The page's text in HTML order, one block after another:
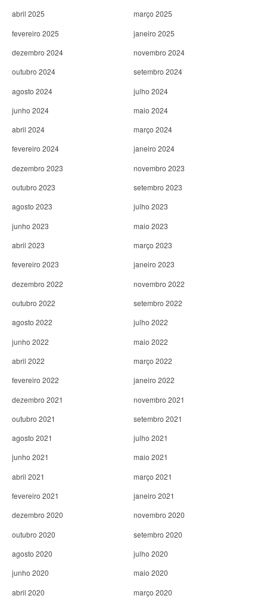
abril 2025
março 2025
fevereiro 2025
janeiro 2025
dezembro 2024
novembro 2024
outubro 2024
setembro 2024
agosto 2024
julho 2024
junho 2024
maio 2024
abril 2024
março 2024
fevereiro 2024
janeiro 2024
dezembro 2023
novembro 2023
outubro 2023
setembro 2023
agosto 2023
julho 2023
junho 2023
maio 2023
abril 2023
março 2023
fevereiro 2023
janeiro 2023
dezembro 2022
novembro 2022
outubro 2022
setembro 2022
agosto 2022
julho 2022
junho 2022
maio 2022
abril 2022
março 2022
fevereiro 2022
janeiro 2022
dezembro 2021
novembro 2021
outubro 2021
setembro 2021
agosto 2021
julho 2021
junho 2021
maio 2021
abril 2021
março 2021
fevereiro 2021
janeiro 2021
dezembro 2020
novembro 2020
outubro 2020
setembro 2020
agosto 2020
julho 2020
junho 2020
maio 2020
abril 2020
março 2020